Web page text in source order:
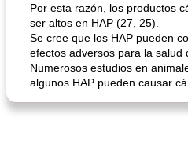
Por esta razón, los productos
ser altos en HAP (27, 25).
Se cree que los HAP pueden
efectos adversos para la salud
Numerosos estudios en
algunos HAP pueden causar